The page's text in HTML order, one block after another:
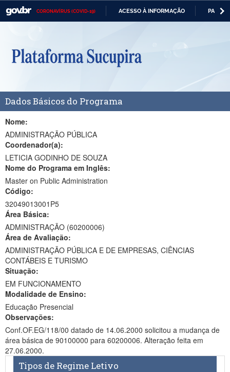
CORONAVÍRUS (COVID-19) ACESSO À INFORMAÇÃO
Casa Civil
Ministério da Defesa
Ministério da Economia
Ministério da Infraestrutura
Ministério da Agricultura, Pecuária e Abastecimento
Ministério da Educação
Ministério da Cidadania
Ministério da Saúde
Ministério de Minas e Energia
Ministério da Ciência, Tecnologia, Inovações e Comunicações
Ministério do Meio Ambiente
Ministério do Turismo
Ministério do Desenvolvimento Regional
Ministério da Mulher, da Família e dos Direitos Humanos
Secretaria-Geral
Dados Básicos do Programa
Nome:
ADMINISTRAÇÃO PÚBLICA
Coordenador(a):
LETICIA GODINHO DE SOUZA
Nome do Programa em Inglês:
Master on Public Administration
Código:
32049013001P5
Área Básica:
ADMINISTRAÇÃO (60200006)
Área de Avaliação:
ADMINISTRAÇÃO PÚBLICA E DE EMPRESAS, CIÊNCIAS
CONTÁBEIS E TURISMO
Situação:
EM FUNCIONAMENTO
Modalidade de Ensino:
Educação Presencial
Observações:
Conf.OF.EG/118/00 datado de 14.06.2000 solicitou a mudança de
área básica de 90100000 para 60200006. Alteração feita em
27.06.2000.
Tipos de Regime Letivo